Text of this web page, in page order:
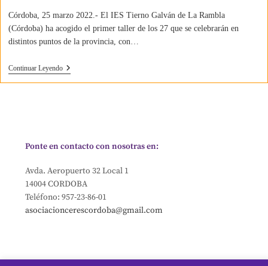
Córdoba, 25 marzo 2022.- El IES Tierno Galván de La Rambla
(Córdoba) ha acogido el primer taller de los 27 que se celebrarán en
distintos puntos de la provincia, con…
Continuar Leyendo
Ponte en contacto con nosotras en:
Avda. Aeropuerto 32 Local 1
14004 CORDOBA
Teléfono: 957-23-86-01
asociacioncerescordoba@gmail.com